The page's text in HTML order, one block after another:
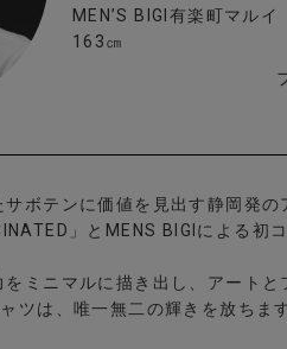
MEN’S BIGI有楽町マルイ
163㎝
ボテンに価値を見出す静岡発の
」とMENS BIGIによる初
ミニマルに描き出し、アートと
ツは、唯一無二の輝きを放ちます